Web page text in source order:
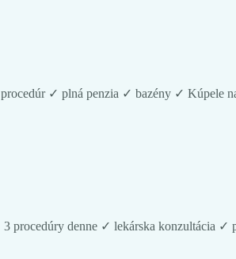
✓ plná penzia ✓ bazény ✓ Kúpele
denne ✓ lekárska konzultácia ✓